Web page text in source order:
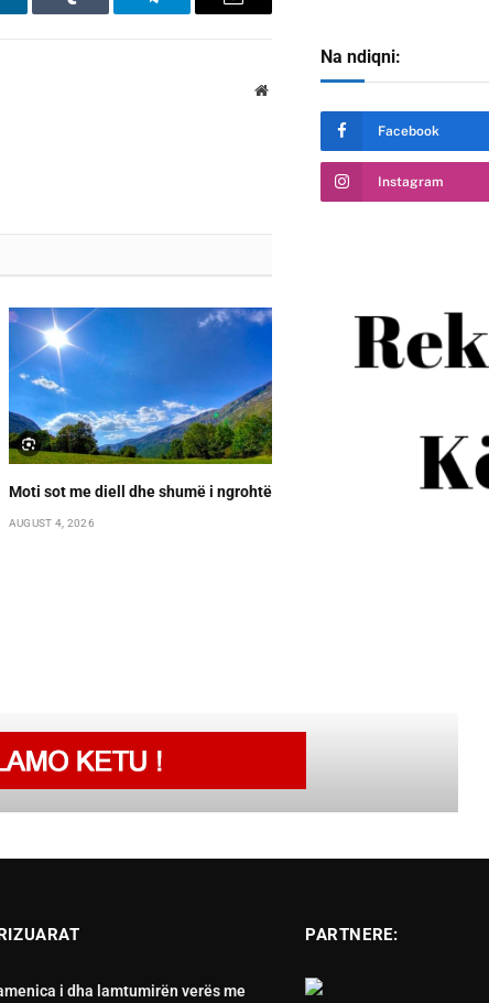
Tumblr Telegram Email
Website
Moti sot me diell dhe shumë i ngrohtë
AUGUST 4, 2026
Na ndiqni:
Facebook
Instagram
i dha lamtumirën verës me
PARTNERE: